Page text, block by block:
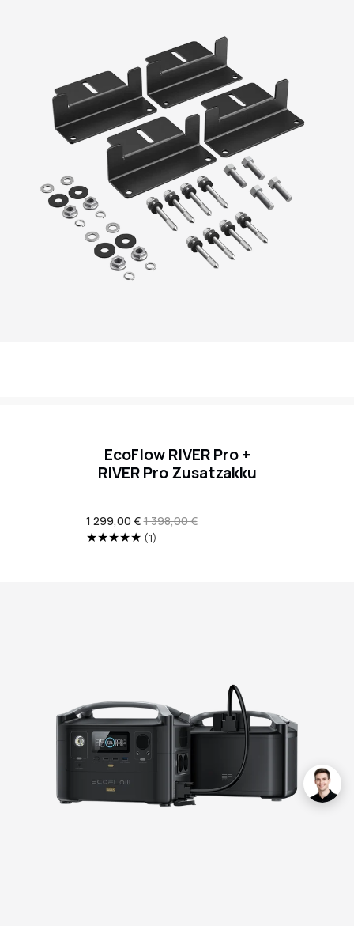
EcoFlow RIVER Pro +
RIVER Pro Zusatzakku
Verkaufspreis
1 299,00 € Regulärer
Preis
1 398,00 €
(1)